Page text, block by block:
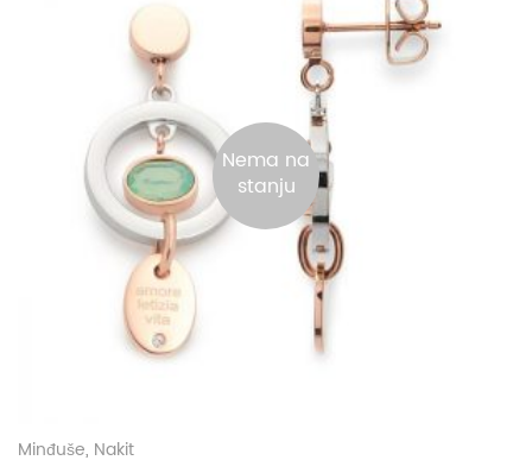
Nema na
stanju
Minđuše, Nakit